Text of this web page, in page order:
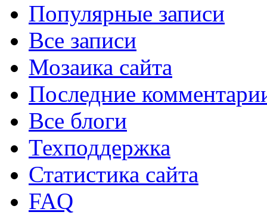
Популярные записи
Все записи
Мозаика сайта
Последние
Все блоги
Техподдержка
Статистика сайта
FAQ